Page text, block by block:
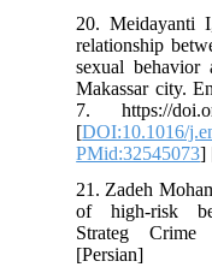
20.
relationship
sexual
Makassar city.
7. https://
[DOI:10.1016/
PMid:32545073
21. Zadeh
of high-risk
Strateg
[Persian]